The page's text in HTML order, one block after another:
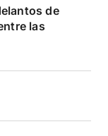
de
las